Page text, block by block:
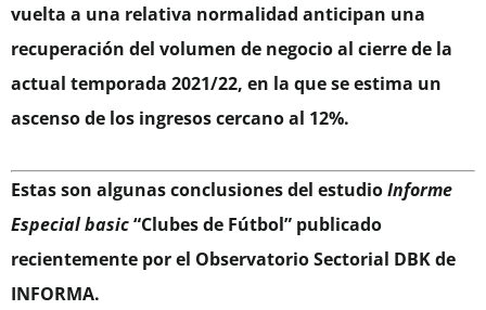
vuelta a una relativa normalidad anticipan una
recuperación del volumen de negocio al cierre de la
actual temporada 2021/22, en la que se estima un
ascenso de los ingresos cercano al 12%.
Estas son algunas conclusiones del estudioInforme
Especial basic“Clubes de Fútbol” publicado
recientemente por el Observatorio Sectorial DBK de
INFORMA.